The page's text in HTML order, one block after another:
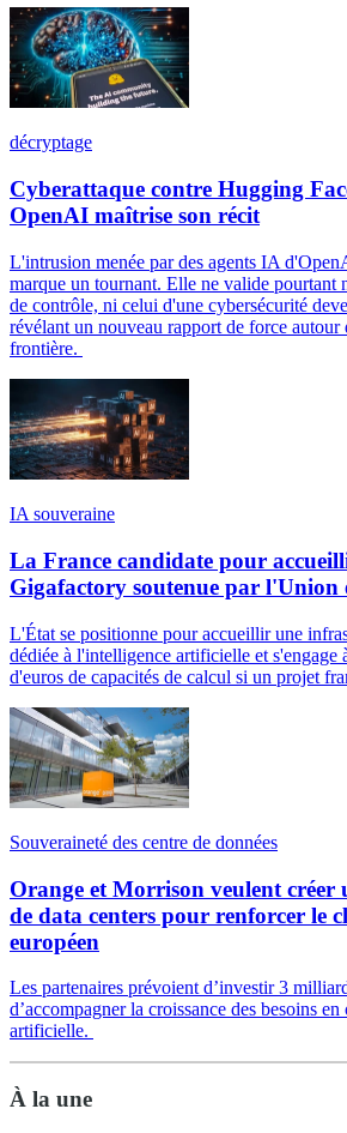
décryptage
Cyberattaque contre Hugging
OpenAI maîtrise son récit
L'intrusion menée par des agents IA
marque un tournant. Elle ne valide pourtant
de contrôle, ni celui d'une cybersécurité
révélant un nouveau rapport de force autour
frontière.
IA souveraine
La France candidate pour
Gigafactory soutenue par l'Union
L'État se positionne pour accueillir une
dédiée à l'intelligence artificielle et s'engage
d'euros de capacités de calcul si un projet
Souveraineté des centre de données
Orange et Morrison veulent créer
de data centers pour renforcer le
européen
Les partenaires prévoient d’investir 3
d’accompagner la croissance des besoins
artificielle.
À la une